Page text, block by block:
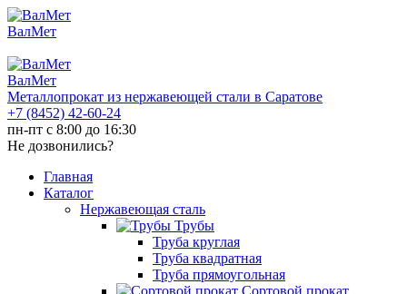
ВалМет
ВалМет
Металлопрокат из нержавеющей стали в Саратове
+7 (8452) 42-60-24
пн-пт с 8:00 до 16:30
Не дозвонились?
Главная
Каталог
Нержавеющая сталь
Трубы
Труба круглая
Труба квадратная
Труба прямоугольная
Сортовой прокат